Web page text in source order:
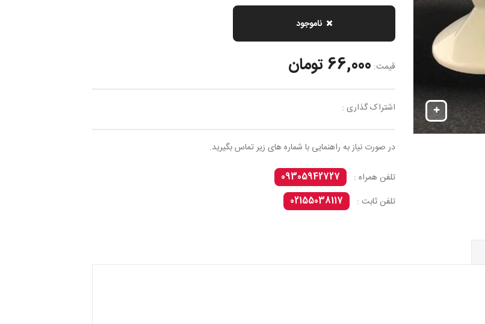
ناموجود
قیمت: 66,000 تومان
اشتراک گذاری :
در صورت نیاز به راهنمایی با شماره های زیر تماس بگیرید.
تلفن همراه :
09305942727
تلفن ثابت :
02155038117